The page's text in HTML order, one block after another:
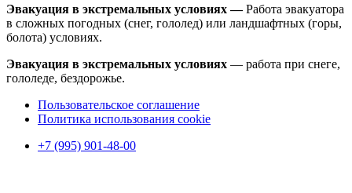
Эвакуация в экстремальных условиях —Работа эвакуатора
в сложных погодных (снег, гололед) или ландшафтных (горы,
болота) условиях.
Эвакуация в экстремальных условиях — работа при снеге,
гололеде, бездорожье.
Пользовательское соглашение
Политика использования cookie
+7 (995) 901-48-00